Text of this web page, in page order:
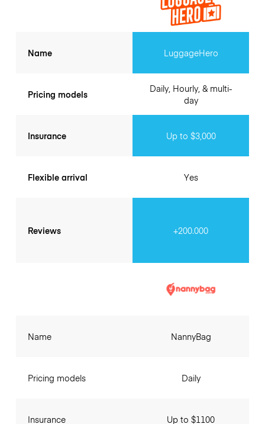
Name
Pricing models
Insurance
Flexible arrival
Reviews
LuggageHero
Daily, Hourly, & multi-
day
Up to $3,000
Yes
+200.000
Name
Pricing models
Insurance
NannyBag
Daily
Up to $1100